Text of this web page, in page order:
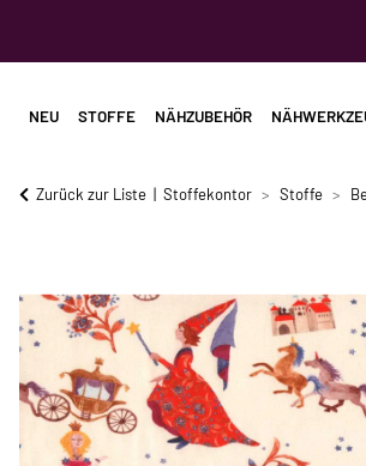
NEU STOFFE NÄHZUBEHÖR
Zurück zur Liste Stoffekontor Stoffe